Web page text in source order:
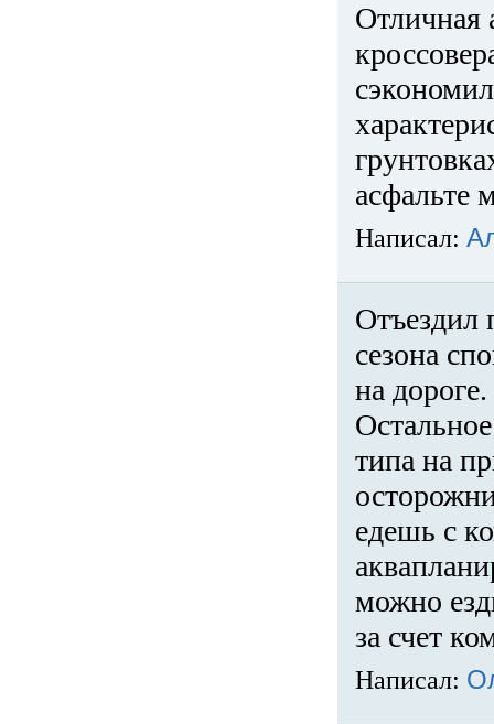
Отличная
асфальте
Написал:
Отъездил
сезона
на
типа на
едешь с
можно
за счет
Написал: